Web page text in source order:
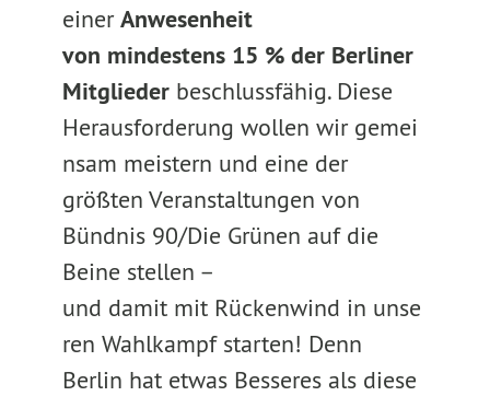
einerAnwesenheit
von mindestens 15 % der Berliner
Mitgliederbeschlussfähig. Diese
Herausforderung wollen wir gemei
nsam meistern und eine der
größten Veranstaltungen von
Bündnis 90/Die Grünen auf die
Beine stellen –
und damit mit Rückenwind in unse
ren Wahlkampf starten! Denn
Berlin hat etwas Besseres als diese